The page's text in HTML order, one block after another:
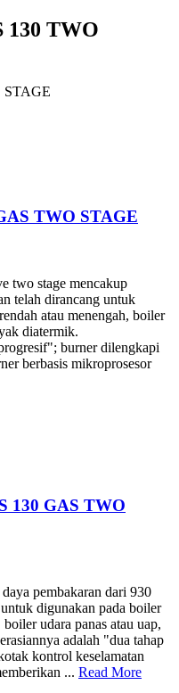
130 TWO
STAGE
TWO STAGE
two stage mencakup
telah dirancang untuk
atau menengah, boiler
diatermik.
burner dilengkapi
berbasis mikroprosesor
130 GAS TWO
pembakaran dari 930
digunakan pada boiler
udara panas atau uap,
adalah "dua tahap
kontrol keselamatan
... Read More